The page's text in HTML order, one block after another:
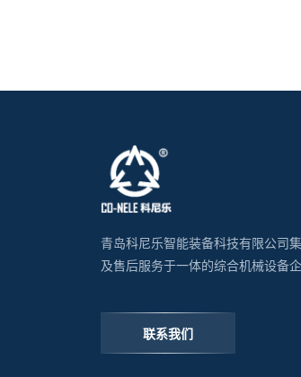
青岛科尼乐智能装备科技有限公司
及售后服务于一体的综合机械设备企
联系我们